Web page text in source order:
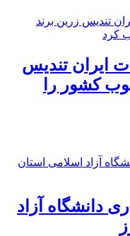
ایران تندیس
کشور را
دانشگاه آزاد